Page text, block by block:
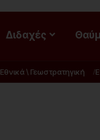
Διδαχές
Εθνικά \ Γεωστρατηγική